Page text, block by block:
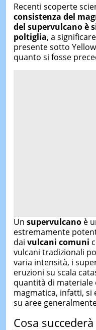
Recenti scoperte
consistenza del
del supervulcano è
poltiglia, a
presente sotto
quanto si fosse
Un supervulcanoè
estremamente
dai vulcani comuni
vulcani tradizionali
varia intensità, i
eruzioni su scala
quantità di materiale
magmatica, infatti,
su aree
Cosa